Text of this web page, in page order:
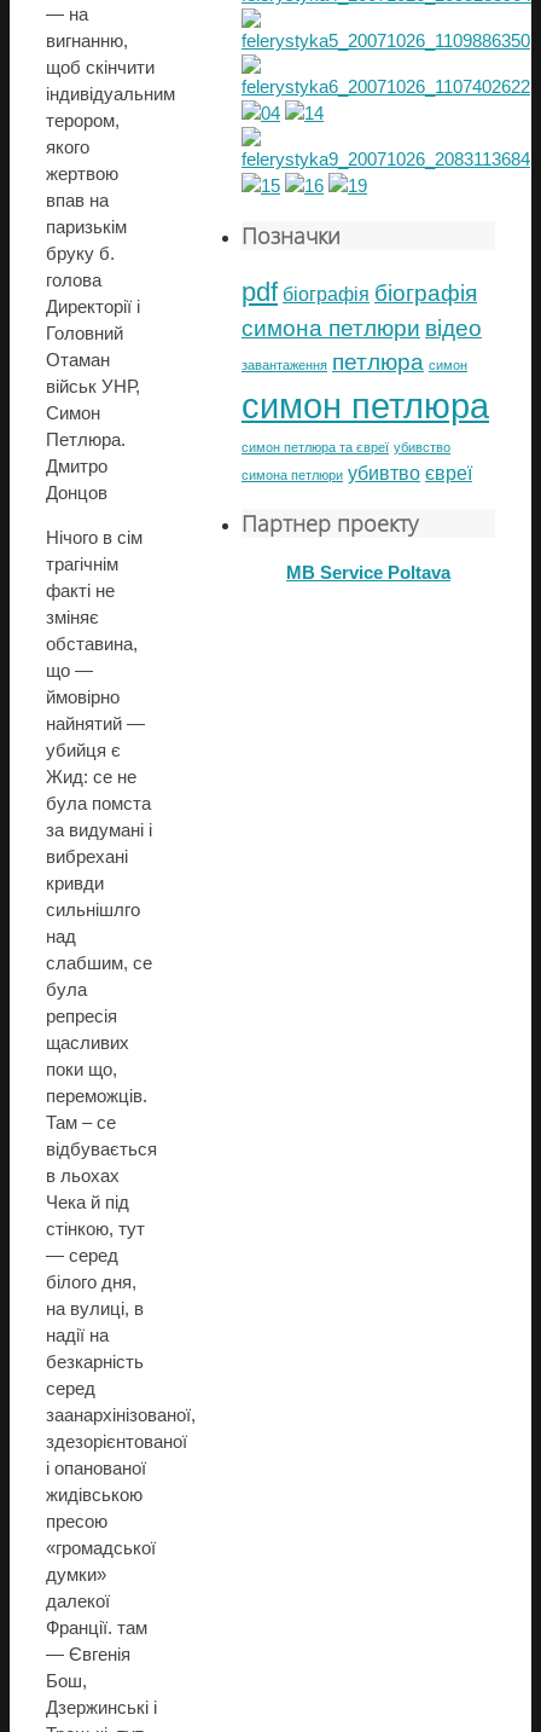
— на
вигнанню,
щоб скінчити
індивідуальним
терором,
якого
жертвою
впав на
паризькім
бруку б.
голова
Директорії і
Головний
Отаман
військ УНР,
Симон
Петлюра.
Дмитро
Донцов
Нічого в сім
трагічнім
факті не
зміняє
обставина,
що —
ймовірно
найнятий —
убийця є
Жид: се не
була помста
за видумані і
вибрехані
кривди
сильнішлго
над
слабшим, се
була
репресія
щасливих
поки що,
переможців.
Там – се
відбувається
в льохах
Чека й під
стінкою, тут
— серед
білого дня,
на вулиці, в
надії на
безкарність
серед
заанархінізованої,
здезорієнтованої
і опанованої
жидівською
пресою
«громадської
думки»
далекої
Франції. там
— Євгенія
Бош,
Дзержинські і
Позначки
pdf біографія біографія
симона петлюри відео
завантаження петлюра симон
симон петлюра
симон петлюра та євреї убивство
симона петлюри убивтво євреї
Партнер проекту
MB Service Poltava